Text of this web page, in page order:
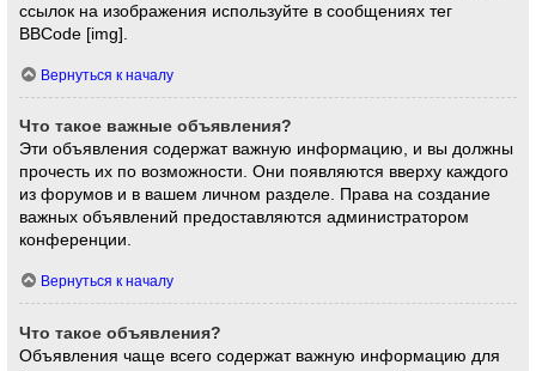
ссылок на изображения используйте в сообщениях тег
BBCode [img].
Вернуться к началу
Что такое важные объявления?
Эти объявления содержат важную информацию, и вы должны
прочесть их по возможности. Они появляются вверху каждого
из форумов и в вашем личном разделе. Права на создание
важных объявлений предоставляются администратором
конференции.
Вернуться к началу
Что такое объявления?
Объявления чаще всего содержат важную информацию для